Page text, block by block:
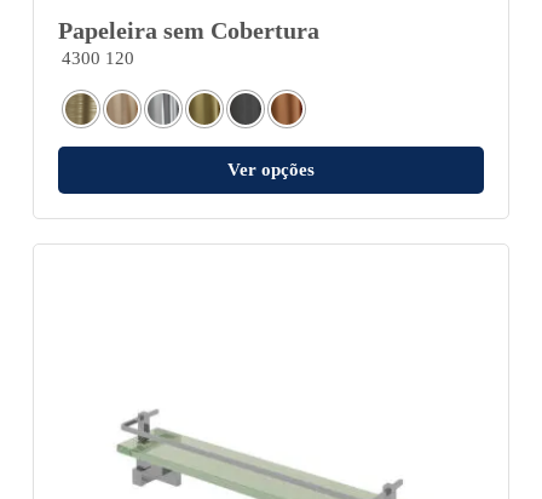
Papeleira sem Cobertura
4300 120
Ver opções